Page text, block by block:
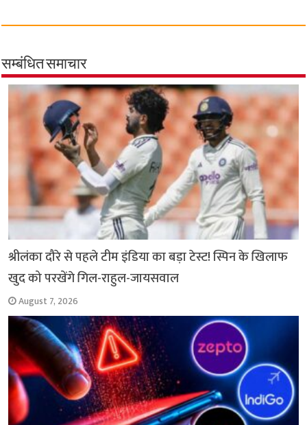
c
b
o
o
a
s
A
p
p
i
t
e
r
l
r
a
m
a
p
i
n
k
a
सम्बंधित समाचार
श्रीलंका दौरे से पहले टीम इंडिया का बड़ा टेस्ट! स्पिन के खिलाफ
खुद को परखेंगे गिल-राहुल-जायसवाल
August 7, 2026